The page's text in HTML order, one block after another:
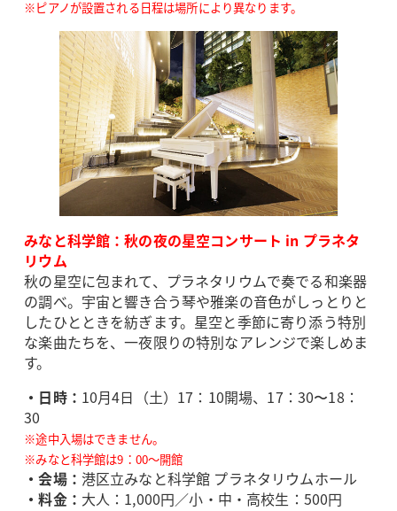
※ピアノが設置される日程は場所により異なります。
みなと科学館：秋の夜の星空コンサート in プラネタ
リウム
秋の星空に包まれて、プラネタリウムで奏でる和楽器
の調べ。宇宙と響き合う琴や雅楽の音色がしっとりと
したひとときを紡ぎます。星空と季節に寄り添う特別
な楽曲たちを、一夜限りの特別なアレンジで楽しめま
す。
・日時： 10月4日（土）17：10開場、17：30〜18：
30
※途中入場はできません。
※みなと科学館は9：00～開館
・会場： 港区立みなと科学館 プラネタリウムホール
・料金： 大人：1,000円／小・中・高校生：500円